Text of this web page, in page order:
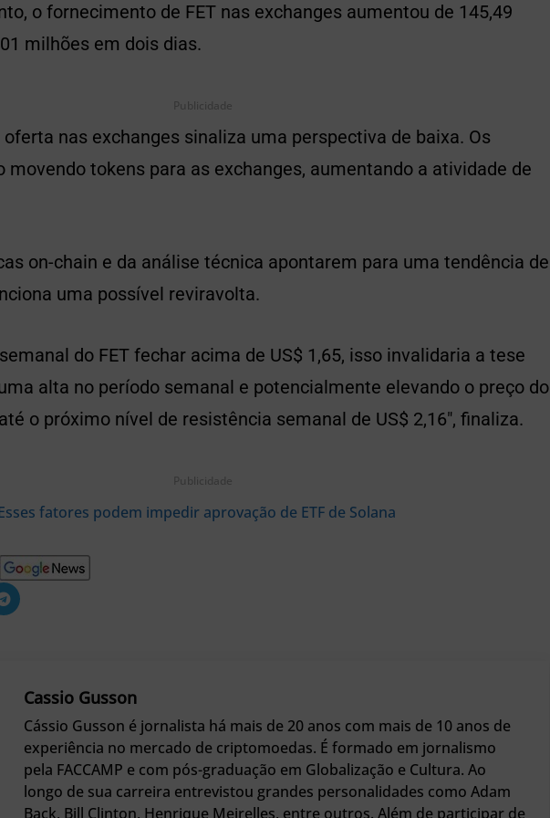
o fornecimento de FET nas exchanges aumentou de 145,49
milhões em dois dias.
Publicidade
oferta nas exchanges sinaliza uma perspectiva de baixa. Os
movendo tokens para as exchanges, aumentando a atividade de
on-chain e da análise técnica apontarem para uma tendência de
uma possível reviravolta.
do FET fechar acima de US$ 1,65, isso invalidaria a tese
alta no período semanal e potencialmente elevando o preço do
o próximo nível de resistência semanal de US$ 2,16″, finaliza.
Publicidade
fatores podem impedir aprovação de ETF de Solana
Cassio Gusson
Cássio Gusson é jornalista há mais de 20 anos com mais de 10 anos de
experiência no mercado de criptomoedas. É formado em jornalismo
pela FACCAMP e com pós-graduação em Globalização e Cultura. Ao
longo de sua carreira entrevistou grandes personalidades como Adam
Back, Bill Clinton, Henrique Meirelles, entre outros. Além de participar de